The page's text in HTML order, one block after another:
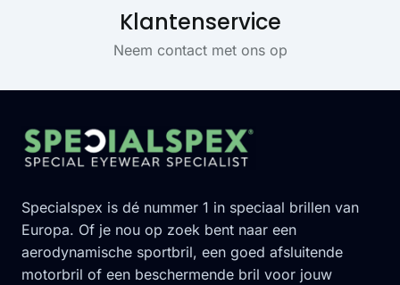
Klantenservice
Neem contact met ons op
Specialspex is dé nummer 1 in speciaal brillen van
Europa. Of je nou op zoek bent naar een
aerodynamische sportbril, een goed afsluitende
motorbril of een beschermende bril voor jouw